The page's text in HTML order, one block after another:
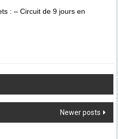
: – Circuit de 9 jours en
Newer posts